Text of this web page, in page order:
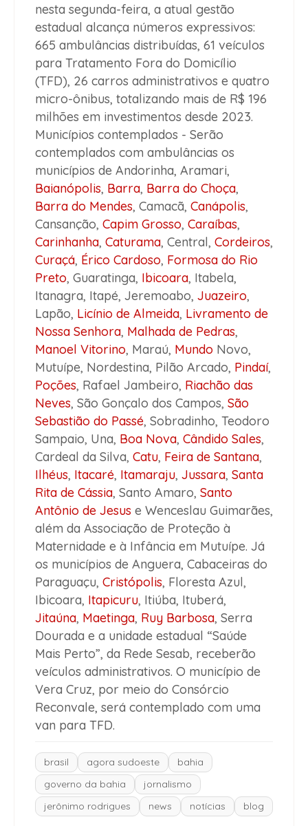
nesta segunda-feira, a atual gestão
estadual alcança números expressivos:
665 ambulâncias distribuídas, 61 veículos
para Tratamento Fora do Domicílio
(TFD), 26 carros administrativos e quatro
micro-ônibus, totalizando mais de R$ 196
milhões em investimentos desde 2023.
Municípios contemplados - Serão
contemplados com ambulâncias os
municípios de Andorinha, Aramari,
Baianópolis, Barra, Barra do Choça,
Barra do Mendes, Camacã, Canápolis,
Cansanção, Capim Grosso, Caraíbas,
Carinhanha, Caturama, Central, Cordeiros,
Curaçá, Érico Cardoso, Formosa do Rio
Preto, Guaratinga, Ibicoara, Itabela,
Itanagra, Itapé, Jeremoabo, Juazeiro,
Lapão, Licínio de Almeida, Livramento de
Nossa Senhora, Malhada de Pedras,
Manoel Vitorino, Maraú, Mundo Novo,
Mutuípe, Nordestina, Pilão Arcado, Pindaí,
Poções, Rafael Jambeiro, Riachão das
Neves, São Gonçalo dos Campos, São
Sebastião do Passé, Sobradinho, Teodoro
Sampaio, Una, Boa Nova, Cândido Sales,
Cardeal da Silva, Catu, Feira de Santana,
Ilhéus, Itacaré, Itamaraju, Jussara, Santa
Rita de Cássia, Santo Amaro, Santo
Antônio de Jesus e Wenceslau Guimarães,
além da Associação de Proteção à
Maternidade e à Infância em Mutuípe. Já
os municípios de Anguera, Cabaceiras do
Paraguaçu, Cristópolis, Floresta Azul,
Ibicoara, Itapicuru, Itiúba, Ituberá,
Jitaúna, Maetinga, Ruy Barbosa, Serra
Dourada e a unidade estadual “Saúde
Mais Perto”, da Rede Sesab, receberão
veículos administrativos. O município de
Vera Cruz, por meio do Consórcio
Reconvale, será contemplado com uma
van para TFD.
brasil agora sudoeste
bahia
governo da bahia
jornalismo
jerônimo rodrigues
news notícias blog